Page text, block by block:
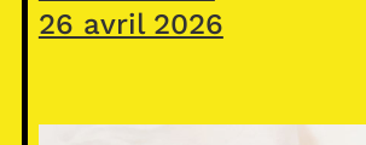
26 avril 2026